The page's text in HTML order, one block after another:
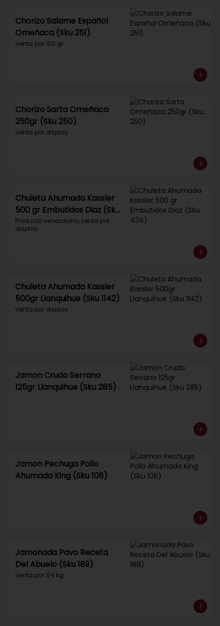
Chorizo Salame Español
Omeñaca (Sku 251)
Venta por 100 gr.
Chorizo Sarta Omeñaca
250gr (Sku 250)
Venta por display.
Chuleta Ahumada Kassler
500 gr Embutidos Diaz (Sku
434)
Producto venezolano, venta por
display.
Chuleta Ahumada Kassler
500gr Llanquihue (Sku 1142)
Venta por display.
Jamon Crudo Serrano
125gr Llanquihue (Sku 285)
Jamon Pechuga Pollo
Ahumada King (Sku 106)
Jamonada Pavo Receta
Del Abuelo (Sku 189)
Venta por 1/4 kg.